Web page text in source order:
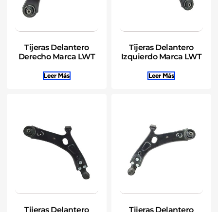
Tijeras Delantero
Derecho Marca LWT
Leer Más
Tijeras Delantero
Izquierdo Marca LWT
Leer Más
Tijeras Delantero
Tijeras Delantero